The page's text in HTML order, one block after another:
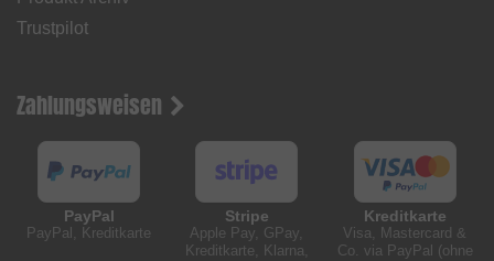
Trustpilot
Zahlungsweisen
PayPal
PayPal, Kreditkarte
Stripe
Apple Pay, GPay,
Kreditkarte, Klarna,
Kreditkarte
Visa, Mastercard &
Co. via PayPal (ohne